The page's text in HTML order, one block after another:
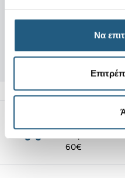
Να
Αποστολές
60€